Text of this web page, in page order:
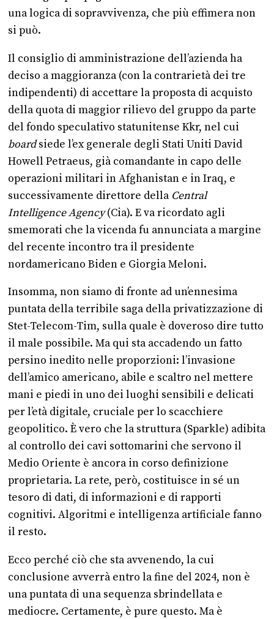
una logica di sopravvivenza, che più effimera non
si può.
Il consiglio di amministrazione dell’azienda ha
deciso a maggioranza (con la contrarietà dei tre
indipendenti) di accettare la proposta di acquisto
della quota di maggior rilievo del gruppo da parte
del fondo speculativo statunitense Kkr, nel cui
boardsiede l’ex generale degli Stati Uniti David
Howell Petraeus, già comandante in capo delle
operazioni militari in Afghanistan e in Iraq, e
successivamente direttore della Central
Intelligence Agency(Cia). E va ricordato agli
smemorati che la vicenda fu annunciata a margine
del recente incontro tra il presidente
nordamericano Biden e Giorgia Meloni.
Insomma, non siamo di fronte ad un’ennesima
puntata della terribile saga della privatizzazione di
Stet-Telecom-Tim, sulla quale è doveroso dire tutto
il male possibile. Ma qui sta accadendo un fatto
persino inedito nelle proporzioni: l’invasione
dell’amico americano, abile e scaltro nel mettere
mani e piedi in uno dei luoghi sensibili e delicati
per l’età digitale, cruciale per lo scacchiere
geopolitico. È vero che la struttura (Sparkle) adibita
al controllo dei cavi sottomarini che servono il
Medio Oriente è ancora in corso definizione
proprietaria. La rete, però, costituisce in sé un
tesoro di dati, di informazioni e di rapporti
cognitivi. Algoritmi e intelligenza artificiale fanno
il resto.
Ecco perché ciò che sta avvenendo, la cui
conclusione avverrà entro la fine del 2024, non è
una puntata di una sequenza sbrindellata e
mediocre. Certamente, è pure questo. Ma è